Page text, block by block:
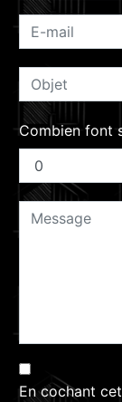
Combien font
En cochant